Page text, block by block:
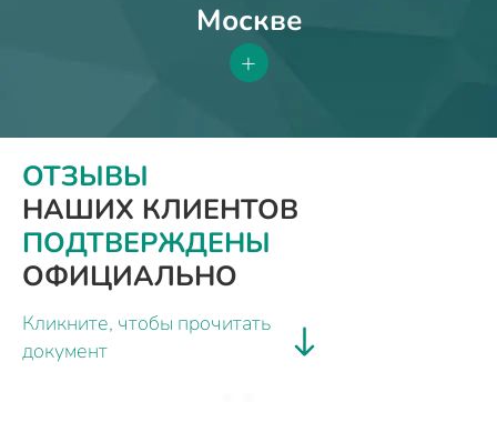
Москве
+
ОТЗЫВЫ
НАШИХ КЛИЕНТОВ
ПОДТВЕРЖДЕНЫ
ОФИЦИАЛЬНО
Кликните, чтобы прочитать
документ